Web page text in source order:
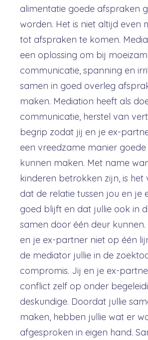
alimentatie goede afspraken
worden. Het is niet altijd even
tot afspraken te komen.
een oplossing om bij
communicatie, spanning en
samen in goed overleg
maken. Mediation heeft als
communicatie, herstel van
begrip zodat jij en je ex-
een vreedzame manier
kunnen maken. Met name
kinderen betrokken zijn, is het
dat de relatie tussen jou en je
goed blijft en dat jullie ook in
samen door één deur kunnen.
en je ex-partner niet op één
de mediator jullie in de
compromis. Jij en je ex-
conflict zelf op onder
deskundige. Doordat jullie
maken, hebben jullie wat er
afgesproken in eigen hand.